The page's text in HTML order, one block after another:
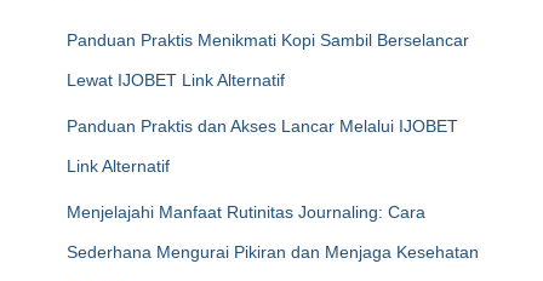
Panduan Praktis Menikmati Kopi Sambil Berselancar
Lewat IJOBET Link Alternatif
Panduan Praktis dan Akses Lancar Melalui IJOBET
Link Alternatif
Menjelajahi Manfaat Rutinitas Journaling: Cara
Sederhana Mengurai Pikiran dan Menjaga Kesehatan